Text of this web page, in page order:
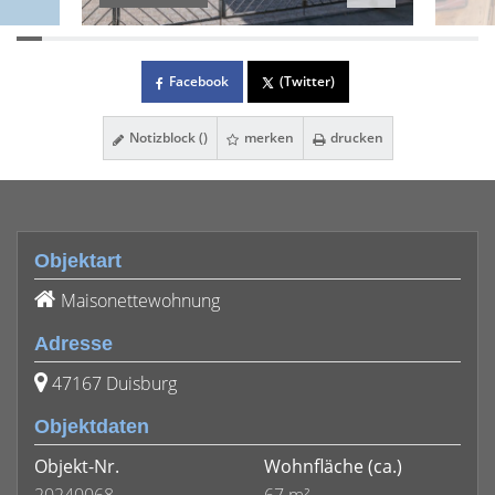
Facebook (Twitter)
Notizblock () merken drucken
Objektart
Maisonettewohnung
Adresse
47167 Duisburg
Objektdaten
Objekt-Nr.
Wohnfläche (ca.)